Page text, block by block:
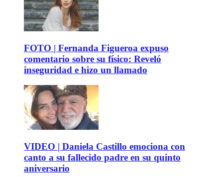
FOTO | Fernanda Figueroa expuso
comentario sobre su físico: Reveló
inseguridad e hizo un llamado
VIDEO | Daniela Castillo emociona con
canto a su fallecido padre en su quinto
aniversario